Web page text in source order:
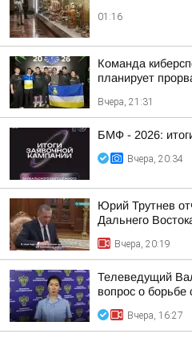
01:16
Команда
планирует
Вчера, 21:31
БМФ - 2026:
Вчера, 20:34
Юрий Трутнев
Дальнего
Вчера, 20:19
Телеведущий
вопрос о борьбе
Вчера, 16:27